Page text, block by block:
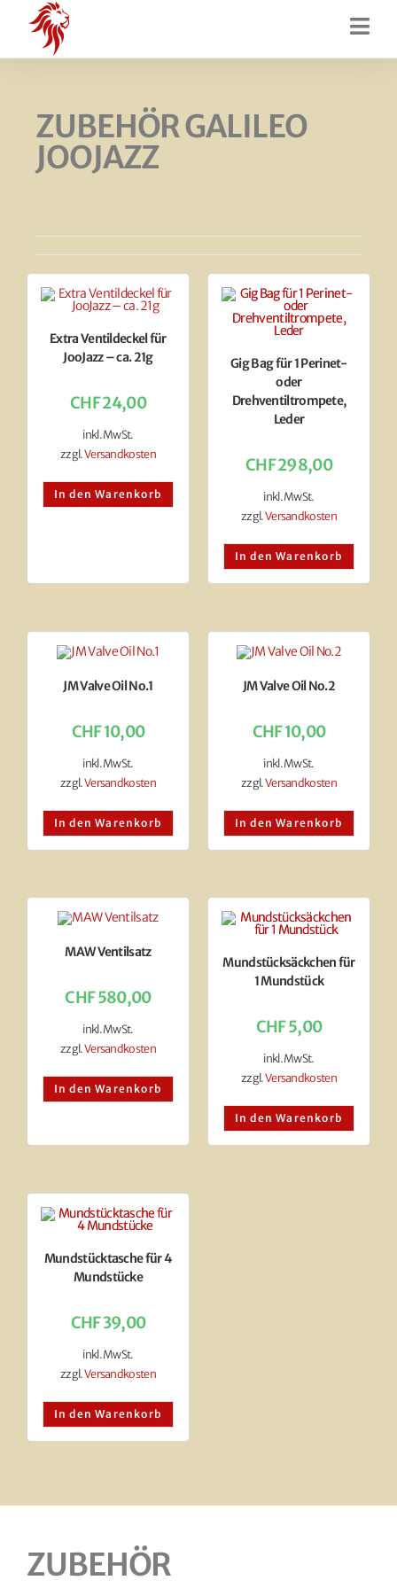
ZUBEHÖR GALILEO
JOOJAZZ
Extra Ventildeckel für
JooJazz – ca. 21g
CHF24,00
inkl. MwSt.
zzgl.Versandkosten
In den Warenkorb
Gig Bag für 1 Perinet-
oder
Drehventiltrompete,
Leder
CHF298,00
inkl. MwSt.
zzgl.Versandkosten
In den Warenkorb
JM Valve Oil No.1
CHF10,00
inkl. MwSt.
zzgl.Versandkosten
In den Warenkorb
JM Valve Oil No.2
CHF10,00
inkl. MwSt.
zzgl.Versandkosten
In den Warenkorb
MAW Ventilsatz
CHF580,00
inkl. MwSt.
zzgl.Versandkosten
In den Warenkorb
Mundstücksäckchen für
1 Mundstück
CHF5,00
inkl. MwSt.
zzgl.Versandkosten
In den Warenkorb
Mundstücktasche für 4
Mundstücke
CHF39,00
inkl. MwSt.
zzgl.Versandkosten
In den Warenkorb
ZUBEHÖR